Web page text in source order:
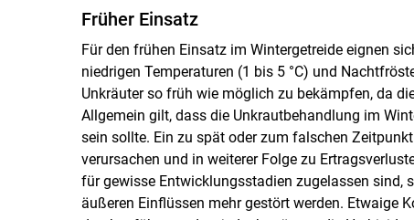
Früher Einsatz
Für den frühen Einsatz im Wintergetreide eignen
niedrigen Temperaturen (1 bis 5 °C) und
Unkräuter so früh wie möglich zu bekämpfen, da
Allgemein gilt, dass die Unkrautbehandlung im
sein sollte. Ein zu spät oder zum falschen
verursachen und in weiterer Folge zu
für gewisse Entwicklungsstadien zugelassen sind,
äußeren Einflüssen mehr gestört werden. Etwaige